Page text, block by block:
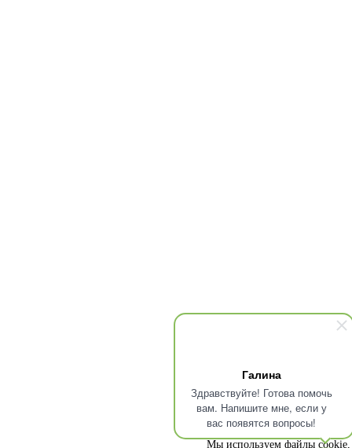
Галина
Здравствуйте! Готова помочь
вам. Напишите мне, если у
вас появятся вопросы!
Мы используем файлы cookie,